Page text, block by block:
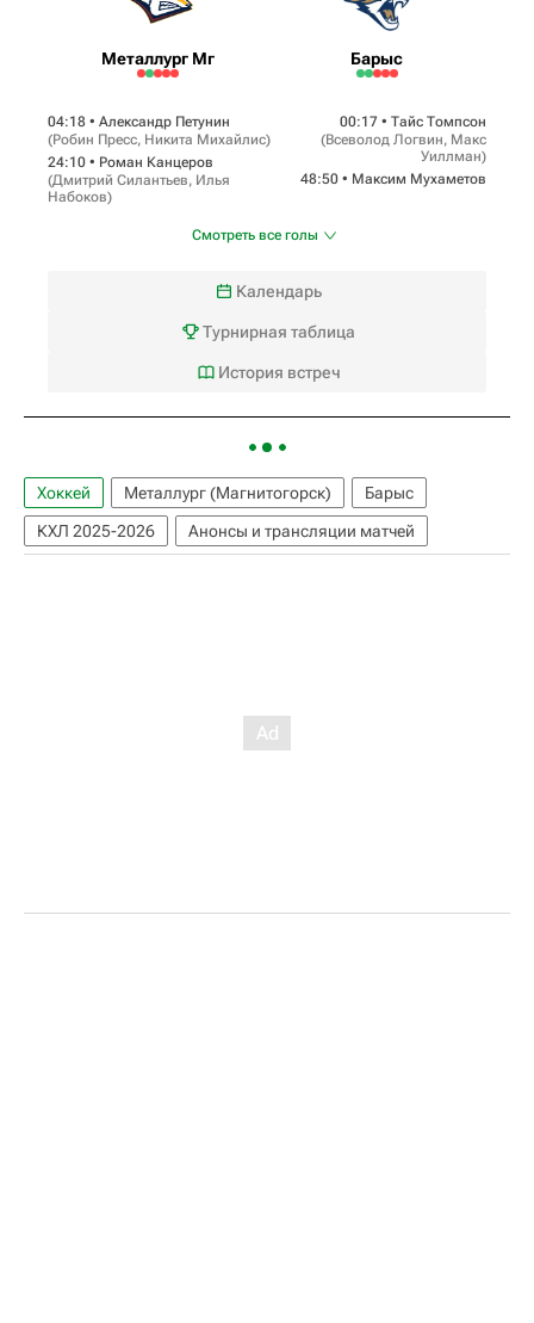
Металлург Мг Барыс
04:18 • Александр Петунин
(Робин Пресс, Никита Михайлис)
24:10 • Роман Канцеров
(Дмитрий Силантьев, Илья
Набоков)
00:17 • Тайс Томпсон
(Всеволод Логвин, Макс
Уиллман)
48:50 • Максим Мухаметов
Смотреть все голы
Календарь
Турнирная таблица
История встреч
Хоккей Металлург (Магнитогорск)
Барыс
КХЛ 2025-2026
Анонсы и трансляции матчей